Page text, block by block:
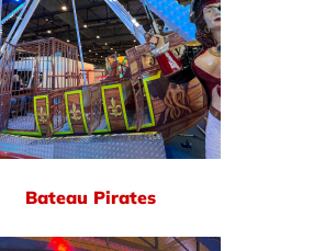
Bateau Pirates